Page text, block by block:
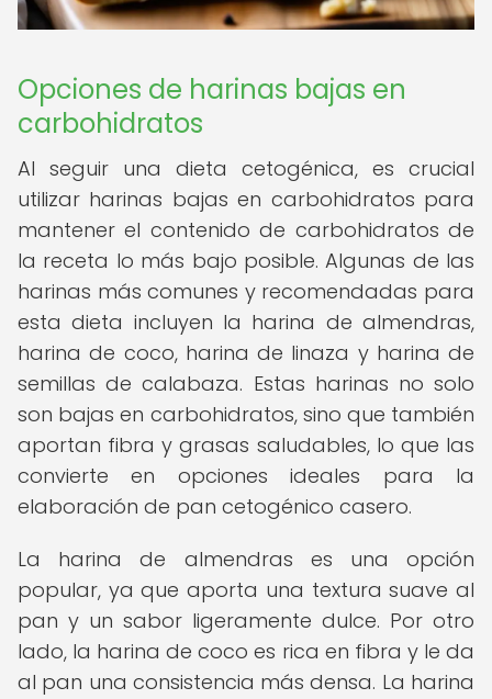
Opciones de harinas bajas en
carbohidratos
Al seguir una dieta cetogénica, es crucial
utilizar harinas bajas en carbohidratos para
mantener el contenido de carbohidratos de
la receta lo más bajo posible. Algunas de las
harinas más comunes y recomendadas para
esta dieta incluyen la harina de almendras,
harina de coco, harina de linaza y harina de
semillas de calabaza. Estas harinas no solo
son bajas en carbohidratos, sino que también
aportan fibra y grasas saludables, lo que las
convierte en opciones ideales para la
elaboración de pan cetogénico casero.
La harina de almendras es una opción
popular, ya que aporta una textura suave al
pan y un sabor ligeramente dulce. Por otro
lado, la harina de coco es rica en fibra y le da
al pan una consistencia más densa. La harina